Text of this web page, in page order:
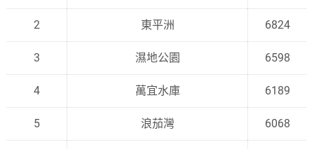
2 東平洲 6824
3 濕地公園 6598
4 萬宜水庫 6189
5 浪茄灣 6068